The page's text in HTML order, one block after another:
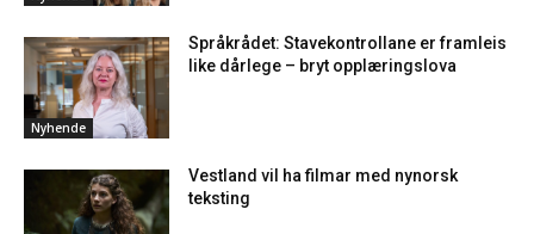
Nyhende
Språkrådet: Stavekontrollane er framleis
like dårlege – bryt opplæringslova
Vestland vil ha filmar med nynorsk
teksting